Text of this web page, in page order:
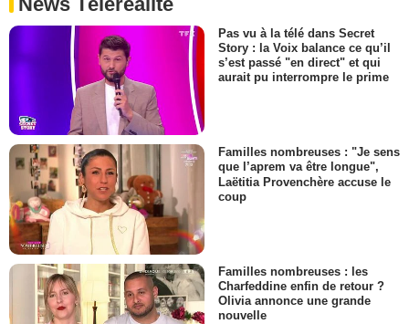
Pas vu à la télé dans Secret
Story : la Voix balance ce qu’il
s’est passé "en direct" et qui
aurait pu interrompre le prime
Familles nombreuses : "Je sens
que l’aprem va être longue",
Laëtitia Provenchère accuse le
coup
Familles nombreuses : les
Charfeddine enfin de retour ?
Olivia annonce une grande
nouvelle